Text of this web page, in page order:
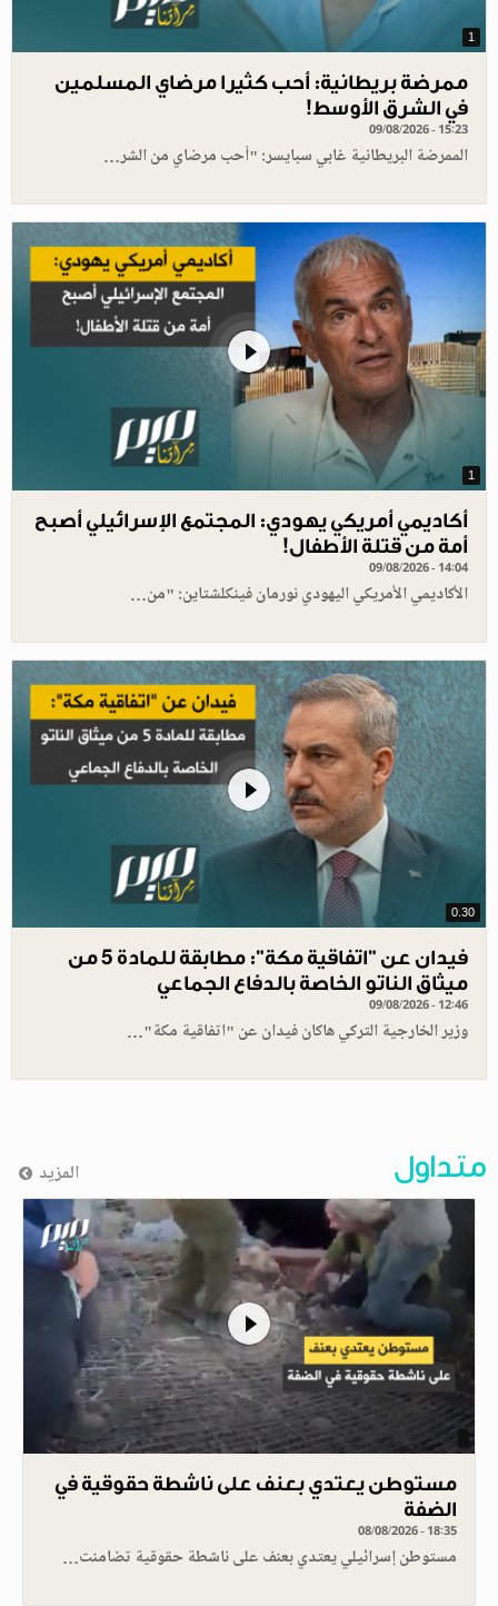
1
ممرضة بريطانية: أحب كثيرا مرضاي المسلمين
في الشرق الأوسط!
09/08/2026 - 15:23
الممرضة البريطانية غابي سبايسر: "أحب مرضاي من الشر…
1
أكاديمي أمريكي يهودي: المجتمع الإسرائيلي أصبح
أمة من قتلة الأطفال!
09/08/2026 - 14:04
الأكاديمي الأمريكي اليهودي نورمان فينكلشتاين: "من…
0.30
فيدان عن "اتفاقية مكة": مطابقة للمادة 5 من
ميثاق الناتو الخاصة بالدفاع الجماعي
09/08/2026 - 12:46
وزير الخارجية التركي هاكان فيدان عن "اتفاقية مكة"…
متداول المزيد
مستوطن يعتدي بعنف على ناشطة حقوقية في
الضفة
08/08/2026 - 18:35
مستوطن إسرائيلي يعتدي بعنف على ناشطة حقوقية تضامنت…